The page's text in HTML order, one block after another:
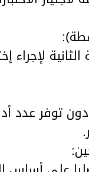
لإجراء
توفر عدد